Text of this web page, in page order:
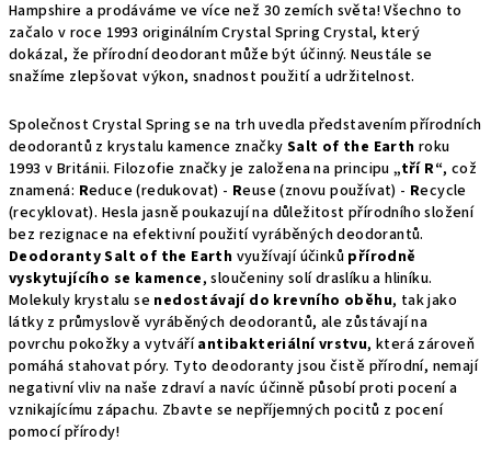
Hampshire a prodáváme ve více než 30 zemích světa!Všechno to
začalo v roce 1993 originálním Crystal Spring Crystal, který
dokázal, že přírodní deodorant může být účinný. Neustále se
snažíme zlepšovat výkon, snadnost použití a udržitelnost.
Společnost Crystal Spring se na trh uvedla představením přírodních
deodorantů z krystalu kamence značky Salt of the Earthroku
1993 v Británii. Filozofie značky je založena na principu„tří R“, což
znamená: Reduce (redukovat) - Reuse (znovu používat) - Recycle
(recyklovat). Hesla jasně poukazují na důležitost přírodního složení
bez rezignace na efektivní použití vyráběných deodorantů.
Deodoranty Salt of the Earth využívají účinků přírodně
vyskytujícího se kamence, sloučeniny solí draslíku a hliníku.
Molekuly krystalu se nedostávají do krevního oběhu, tak jako
látky z průmyslově vyráběných deodorantů, ale zůstávají na
povrchu pokožky a vytváříantibakteriální vrstvu, která zároveň
pomáhá stahovat póry. Tyto deodoranty jsou čistě přírodní, nemají
negativní vliv na naše zdraví a navíc účinně působí proti pocení a
vznikajícímu zápachu. Zbavte se nepříjemných pocitů z pocení
pomocí přírody!